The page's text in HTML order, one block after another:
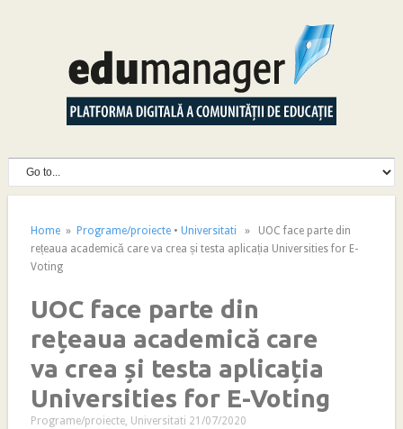
Home» Programe/proiecte• Universitati » UOC face parte din
rețeaua academică care va crea și testa aplicația Universities for E-
Voting
UOC face parte din
rețeaua academică care
va crea și testa aplicația
Universities for E-Voting
Programe/proiecte, Universitati 21/07/2020